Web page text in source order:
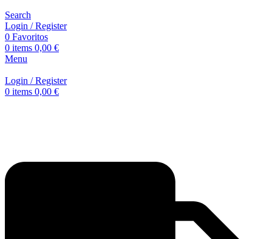
Search
Login / Register
0 Favoritos
0 items 0,00 €
Menu
Login / Register
0 items 0,00 €